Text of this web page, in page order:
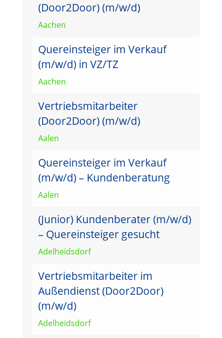
(Door2Door) (m/w/d)
Aachen
Quereinsteiger im Verkauf
(m/w/d) in VZ/TZ
Aachen
Vertriebsmitarbeiter
(Door2Door) (m/w/d)
Aalen
Quereinsteiger im Verkauf
(m/w/d) – Kundenberatung
Aalen
(Junior) Kundenberater (m/w/d)
– Quereinsteiger gesucht
Adelheidsdorf
Vertriebsmitarbeiter im
Außendienst (Door2Door)
(m/w/d)
Adelheidsdorf